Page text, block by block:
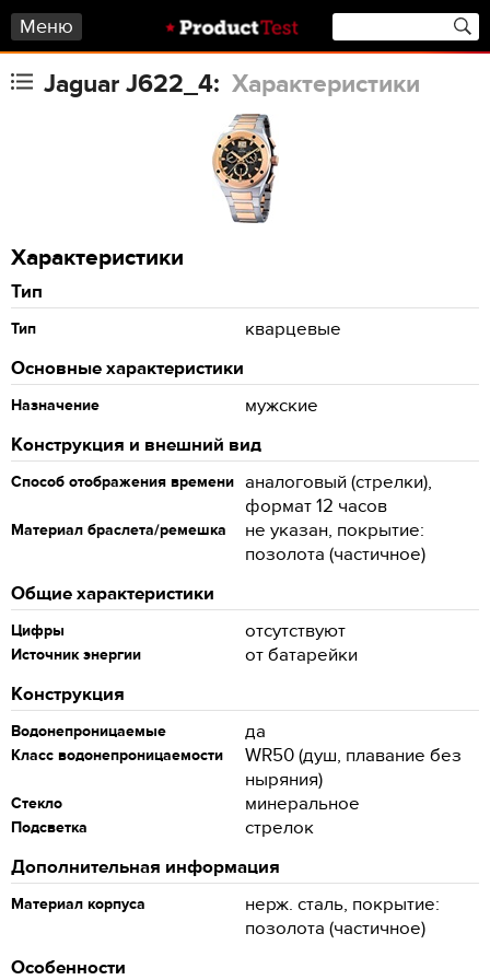
Меню
Jaguar J622_4: Характеристики
Характеристики
Тип
Тип
кварцевые
Основные характеристики
Назначение
мужские
Конструкция и внешний вид
Способ отображения времени аналоговый (стрелки),
формат 12 часов
Материал браслета/ремешка
не указан, покрытие:
позолота (частичное)
Общие характеристики
Цифры отсутствуют
Источник энергии
от батарейки
Конструкция
Водонепроницаемые да
Класс водонепроницаемости
WR50 (душ, плавание без
ныряния)
Стекло минеральное
Подсветка
стрелок
Дополнительная информация
Материал корпуса
нерж. сталь, покрытие:
позолота (частичное)
Особенности